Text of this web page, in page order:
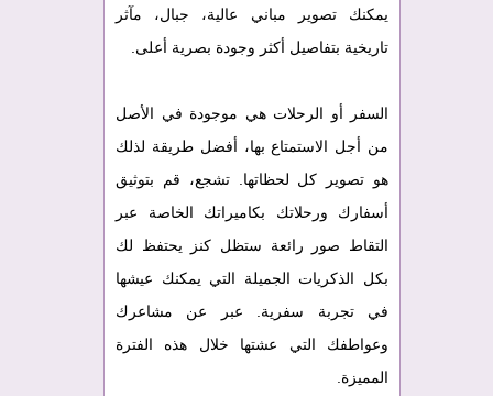
يمكنك تصوير مباني عالية، جبال، مآثر
تاريخية بتفاصيل أكثر وجودة بصرية أعلى.
السفر أو الرحلات هي موجودة في الأصل
من أجل الاستمتاع بها، أفضل طريقة لذلك
هو تصوير كل لحظاتها. تشجع، قم بتوثيق
أسفارك ورحلاتك بكاميراتك الخاصة عبر
التقاط صور رائعة ستظل كنز يحتفظ لك
بكل الذكريات الجميلة التي يمكنك عيشها
في تجربة سفرية. عبر عن مشاعرك
وعواطفك التي عشتها خلال هذه الفترة
المميزة.